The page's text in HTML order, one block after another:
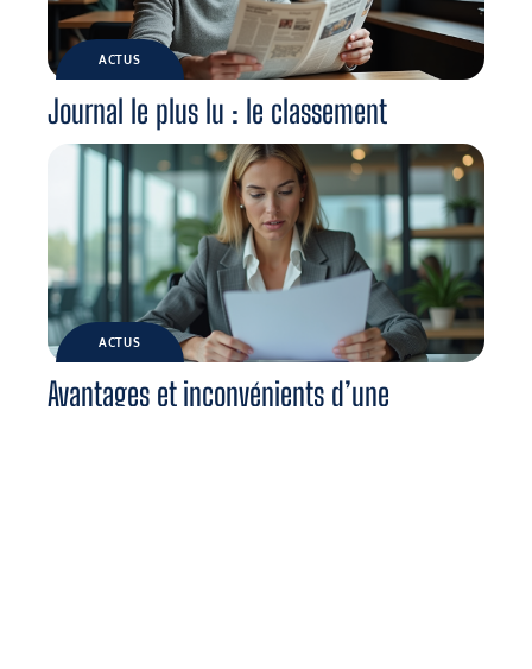
ACTUS
Journal le plus lu : le classement
ACTUS
Avantages et inconvénients d’une